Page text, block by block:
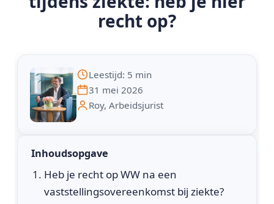
recht op?
Leestijd: 5 min
31 mei 2026
Roy, Arbeidsjurist
Inhoudsopgave
Heb je recht op WW na een
vaststellingsovereenkomst bij ziekte?